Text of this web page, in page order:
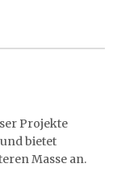
Projekte
bietet
Masse an.